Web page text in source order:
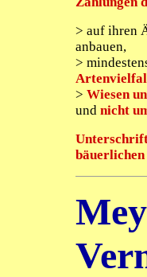
> auf ihren
anbauen,
>
> Wiesen
und nicht